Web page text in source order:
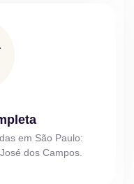
em São Paulo:
dos Campos.